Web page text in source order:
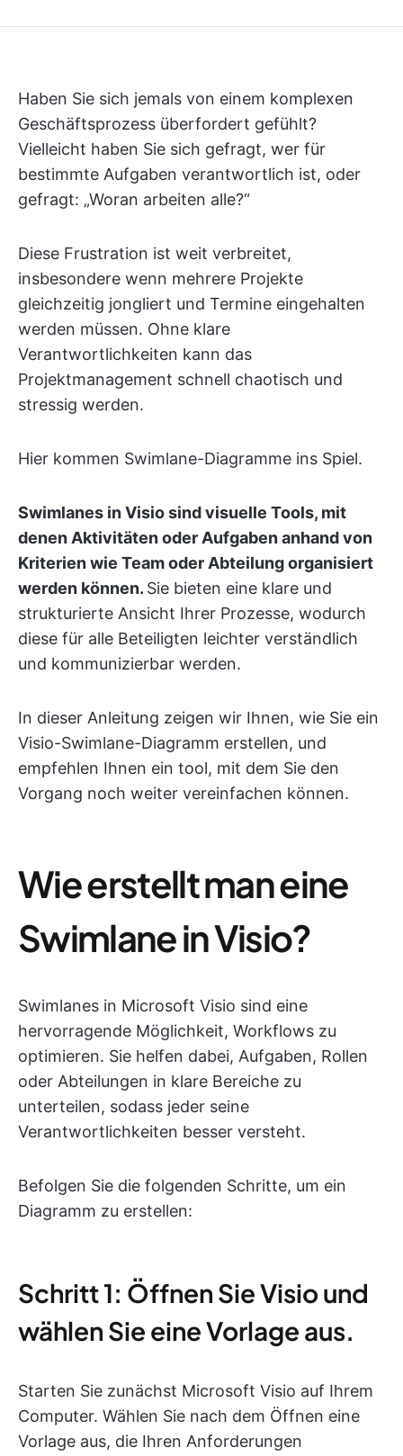
Haben Sie sich jemals von einem komplexen
Geschäftsprozess überfordert gefühlt?
Vielleicht haben Sie sich gefragt, wer für
bestimmte Aufgaben verantwortlich ist, oder
gefragt: „Woran arbeiten alle?“
Diese Frustration ist weit verbreitet,
insbesondere wenn mehrere Projekte
gleichzeitig jongliert und Termine eingehalten
werden müssen. Ohne klare
Verantwortlichkeiten kann das
Projektmanagement schnell chaotisch und
stressig werden.
Hier kommen Swimlane-Diagramme ins Spiel.
Swimlanes in Visio sind visuelle Tools, mit
denen Aktivitäten oder Aufgaben anhand von
Kriterien wie Team oder Abteilung organisiert
werden können. Sie bieten eine klare und
strukturierte Ansicht Ihrer Prozesse, wodurch
diese für alle Beteiligten leichter verständlich
und kommunizierbar werden.
In dieser Anleitung zeigen wir Ihnen, wie Sie ein
Visio-Swimlane-Diagramm erstellen, und
empfehlen Ihnen ein tool, mit dem Sie den
Vorgang noch weiter vereinfachen können.
Wie erstellt man eine
Swimlane in Visio?
Swimlanes in Microsoft Visio sind eine
hervorragende Möglichkeit, Workflows zu
optimieren. Sie helfen dabei, Aufgaben, Rollen
oder Abteilungen in klare Bereiche zu
unterteilen, sodass jeder seine
Verantwortlichkeiten besser versteht.
Befolgen Sie die folgenden Schritte, um ein
Diagramm zu erstellen:
Schritt 1: Öffnen Sie Visio und
wählen Sie eine Vorlage aus.
Starten Sie zunächst Microsoft Visio auf Ihrem
Computer. Wählen Sie nach dem Öffnen eine
Vorlage aus, die Ihren Anforderungen